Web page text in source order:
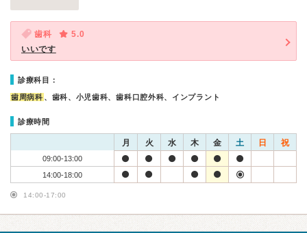
歯科
5.0
いいです
診療科目：
歯周病科 、歯科、小児歯科、歯科口腔外科、インプラント
診療時間
月 火 水 木 金 土 日 祝
09:00-13:00
14:00-18:00
14:00-17:00